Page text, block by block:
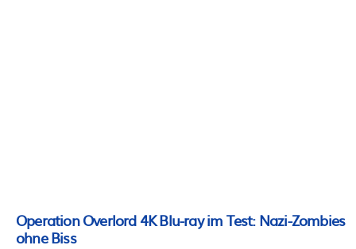
Operation Overlord 4K Blu-ray im Test: Nazi-Zombies
ohne Biss